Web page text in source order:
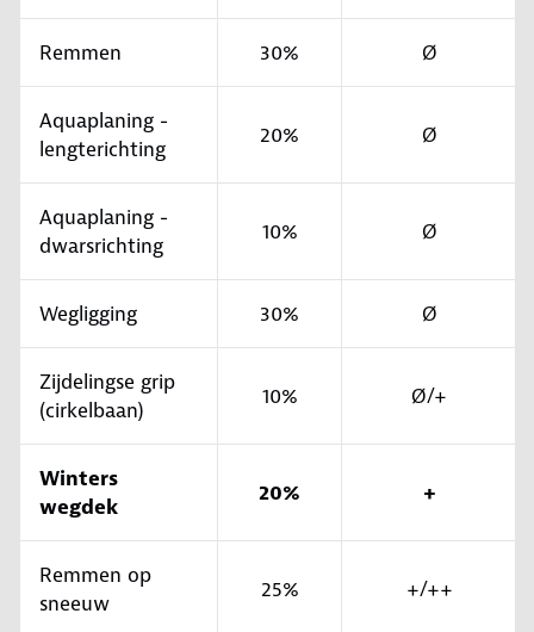
Remmen 30% Ø
Aquaplaning -
lengterichting
20% Ø
Aquaplaning -
dwarsrichting
10% Ø
Wegligging 30% Ø
Zijdelingse grip
(cirkelbaan)
10% Ø/+
Winters
wegdek
20% +
Remmen op
sneeuw
25% +/++